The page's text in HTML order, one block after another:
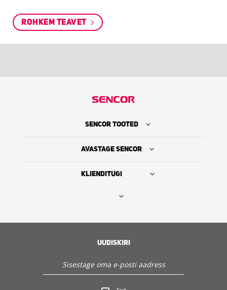
ROHKEM TEAVET
SENCOR TOOTED
AVASTAGE SENCOR
KLIENDITUGI
UUDISKIRI